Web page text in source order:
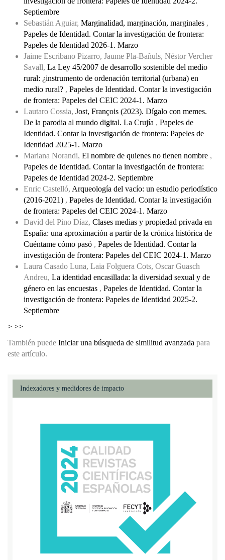
Septiembre
Sebastián Aguiar, Marginalidad, marginación, marginales ,
Papeles de Identidad. Contar la investigación de frontera:
Papeles de Identidad 2026-1. Marzo
Jaime Escribano Pizarro, Jaume Pla-Bañuls, Néstor Vercher
Savall, La Ley 45/2007 de desarrollo sostenible del medio
rural: ¿instrumento de ordenación territorial (urbana) en
medio rural? , Papeles de Identidad. Contar la investigación
de frontera: Papeles del CEIC 2024-1. Marzo
Lautaro Cossia, Jost, François (2023). Dígalo con memes.
De la parodia al mundo digital. La Crujía , Papeles de
Identidad. Contar la investigación de frontera: Papeles de
Identidad 2025-1. Marzo
Mariana Norandi, El nombre de quienes no tienen nombre ,
Papeles de Identidad. Contar la investigación de frontera:
Papeles de Identidad 2024-2. Septiembre
Enric Castelló, Arqueología del vacío: un estudio periodístico
(2016-2021) , Papeles de Identidad. Contar la investigación
de frontera: Papeles del CEIC 2024-1. Marzo
David del Pino Díaz, Clases medias y propiedad privada en
España: una aproximación a partir de la crónica histórica de
Cuéntame cómo pasó , Papeles de Identidad. Contar la
investigación de frontera: Papeles del CEIC 2024-1. Marzo
Laura Casado Luna, Laia Folguera Cots, Oscar Guasch
Andreu, La identidad encasillada: la diversidad sexual y de
género en las encuestas , Papeles de Identidad. Contar la
investigación de frontera: Papeles de Identidad 2025-2.
Septiembre
> >>
También puede Iniciar una búsqueda de similitud avanzada para
este artículo.
Indexadores y medidores de impacto